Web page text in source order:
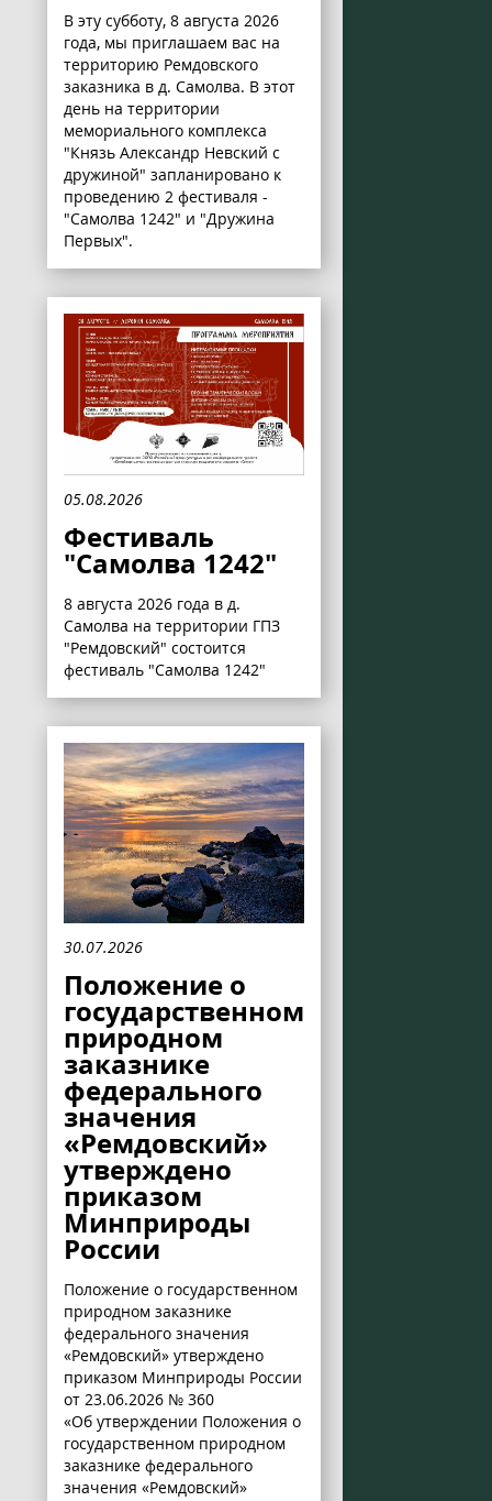
В эту субботу, 8 августа 2026
года, мы приглашаем вас на
территорию Ремдовского
заказника в д. Самолва. В этот
день на территории
мемориального комплекса
"Князь Александр Невский с
дружиной" запланировано к
проведению 2 фестиваля -
"Самолва 1242" и "Дружина
Первых".
05.08.2026
Фестиваль
"Самолва 1242"
8 августа 2026 года в д.
Самолва на территории ГПЗ
"Ремдовский" состоится
фестиваль "Самолва 1242"
30.07.2026
Положение о
государственном
природном
заказнике
федерального
значения
«Ремдовский»
утверждено
приказом
Минприроды
России
Положение о государственном
природном заказнике
федерального значения
«Ремдовский» утверждено
приказом Минприроды России
от 23.06.2026 № 360
«Об утверждении Положения о
государственном природном
заказнике федерального
значения «Ремдовский»